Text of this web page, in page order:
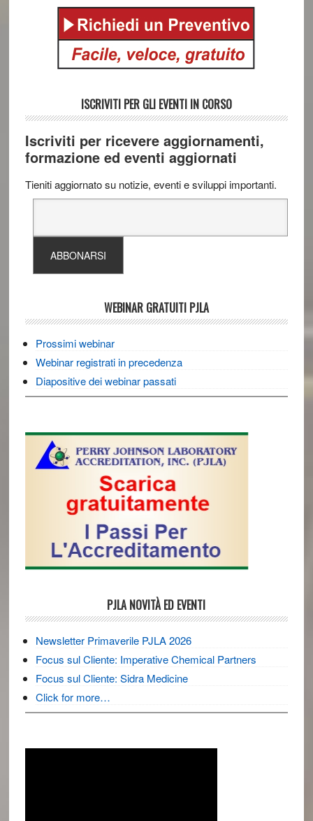
ISCRIVITI PER GLI EVENTI IN CORSO
Iscriviti per ricevere aggiornamenti,
formazione ed eventi aggiornati
Tieniti aggiornato su notizie, eventi e sviluppi importanti.
WEBINAR GRATUITI PJLA
Prossimi webinar
Webinar registrati in precedenza
Diapositive dei webinar passati
PJLA NOVITÀ ED EVENTI
Newsletter Primaverile PJLA 2026
Focus sul Cliente: Imperative Chemical Partners
Focus sul Cliente: Sidra Medicine
Click for more…